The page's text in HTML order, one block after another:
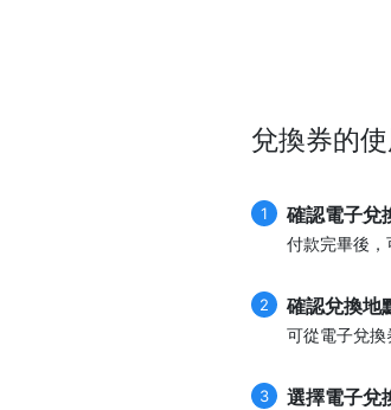
兌換券的
1 確認電子兌
付款完畢後，
2 確認兌換地
可從電子兌
3 選擇電子兌